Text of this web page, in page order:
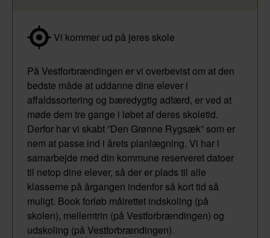
Vi kommer ud på jeres skole
På Vestforbrændingen er vi overbevist om at den
bedste måde at uddanne dine elever i
affaldssortering og bæredygtig adfærd, er ved at
møde dem tre gange i løbet af deres skoletid.
Derfor har vi skabt ”Den Grønne Rygsæk” som er
nem at passe ind i årets planlægning. Vi har i
samarbejde med din kommune reserveret datoer
til netop dine elever, så der er plads til alle
klasserne på årgangen indenfor så kort tid så
muligt. Book forløb målrettet indskoling (på
skolen), mellemtrin (på Vestforbrændingen) og
udskoling (på Vestforbrændingen).